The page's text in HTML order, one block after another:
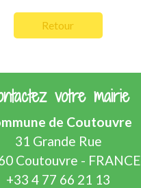
Retour
votre mairie
de Coutouvre
31 Grande Rue
Coutouvre - FRANCE
+33 4 77 66 21 13